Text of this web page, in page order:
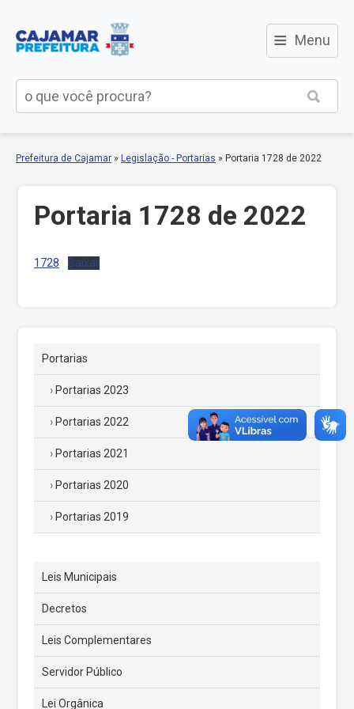
≡ Menu
Prefeitura de Cajamar » Legislação - Portarias » Portaria 1728 de 2022
Portaria 1728 de 2022
1728 Baixar
Portarias
Portarias 2023
Portarias 2022
Portarias 2021
Portarias 2020
Portarias 2019
Leis Municipais
Decretos
Leis Complementares
Servidor Público
Lei Orgânica